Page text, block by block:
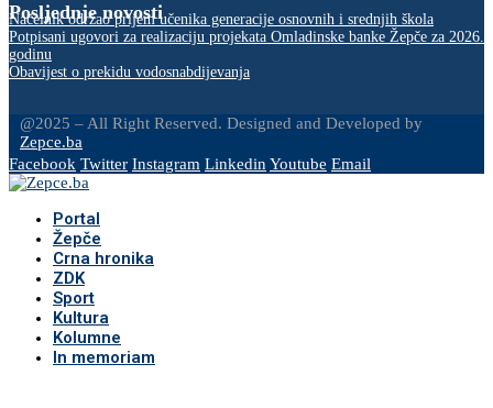
Posljednje novosti
Načelnik održao prijem učenika generacije osnovnih i srednjih škola
Potpisani ugovori za realizaciju projekata Omladinske banke Žepče za 2026.
godinu
Obavijest o prekidu vodosnabdijevanja
@2025 – All Right Reserved. Designed and Developed by
Zepce.ba
Facebook Twitter Instagram LinkedinYoutube Email
Portal
Žepče
Crna hronika
ZDK
Sport
Kultura
Kolumne
In memoriam